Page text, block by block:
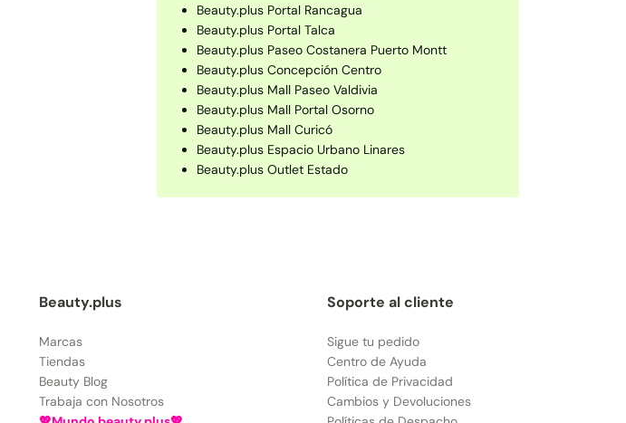
Beauty.plus Portal Rancagua
Beauty.plus Portal Talca
Beauty.plus Paseo Costanera Puerto Montt
Beauty.plus Concepción Centro
Beauty.plus Mall Paseo Valdivia
Beauty.plus Mall Portal Osorno
Beauty.plus Mall Curicó
Beauty.plus Espacio Urbano Linares
Beauty.plus Outlet Estado
Beauty.plus
Marcas
Tiendas
Beauty Blog
Trabaja con Nosotros
Soporte al cliente
Sigue tu pedido
Centro de Ayuda
Política de Privacidad
Cambios y Devoluciones